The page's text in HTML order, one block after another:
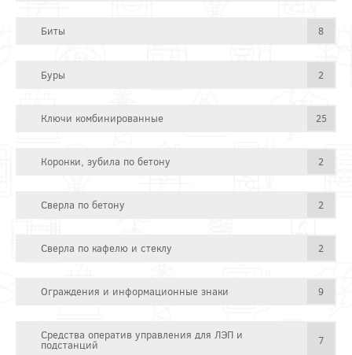
Биты 8
Буры 2
Ключи комбинированные 25
Коронки, зубила по бетону 2
Сверла по бетону 2
Сверла по кафелю и стеклу 2
Ограждения и информационные знаки 9
Средства оператив управления для ЛЭП и
подстанций 7